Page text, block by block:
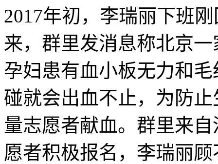
2017年初，李瑞丽下班
来，群里发消息称北京
孕妇患有血小板无力和
碰就会出血不止，为防
量志愿者献血。群里来
愿者积极报名，李瑞丽